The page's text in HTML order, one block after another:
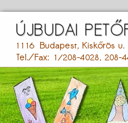
tartalomra